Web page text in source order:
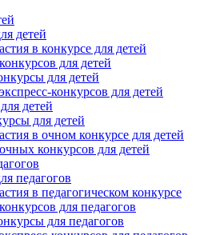
детей
в конкурсе для детей
для детей
для детей
конкурсов для детей
детей
для детей
в очном конкурсе для детей
конкурсов для детей
педагогов
в педагогическом конкурсе
для педагогов
для педагогов